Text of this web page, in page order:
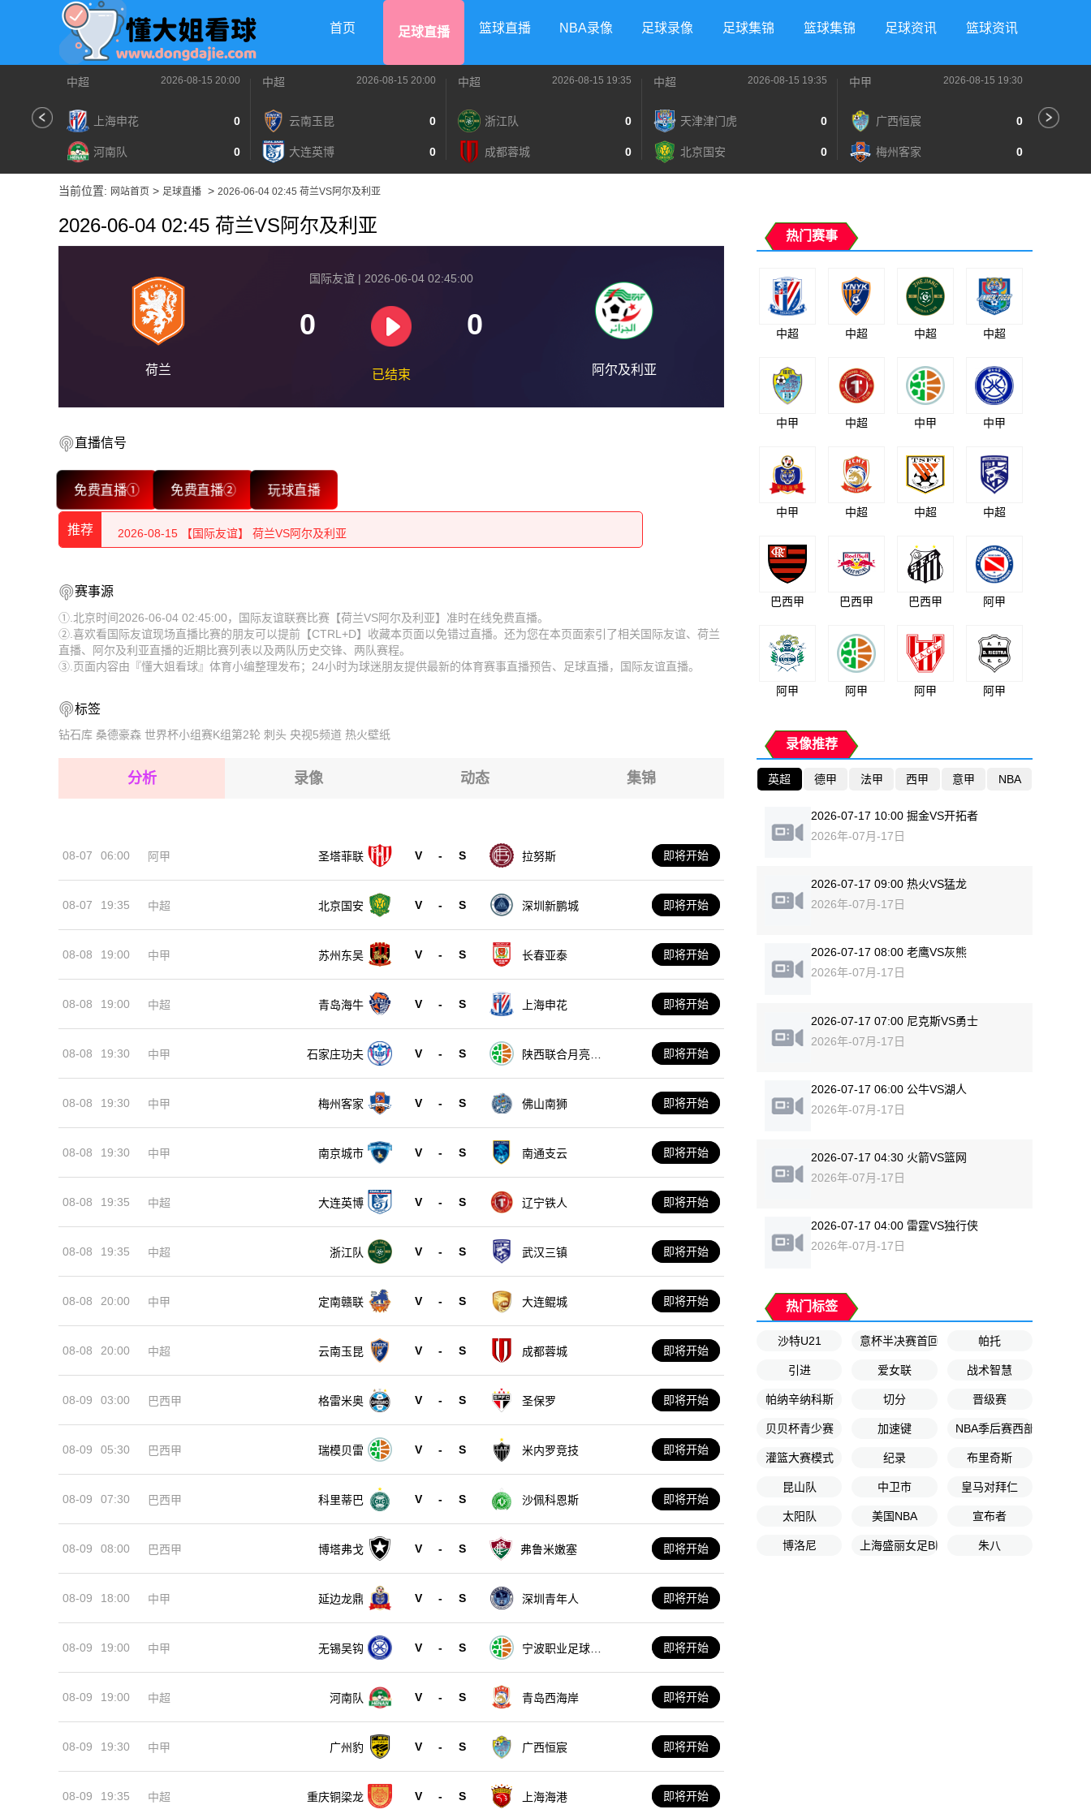
首页 足球直播 篮球直播 NBA录像 足球录像 足球集锦 篮球集锦 足球资讯 篮球资讯
中超 2026-08-15 20:00
上海申花 0
河南队 0
中超 2026-08-15 20:00
云南玉昆 0
大连英博 0
中超 2026-08-15 19:35
浙江队 0
成都蓉城 0
中超 2026-08-15 19:35
天津津门虎 0
北京国安 0
中甲 2026-08-15 19:30
广西恒宸 0
梅州客家 0
当前位置: 网站首页 > 足球直播 > 2026-06-04 02:45 荷兰VS阿尔及利亚
2026-06-04 02:45 荷兰VS阿尔及利亚
荷兰
国际友谊 | 2026-06-04 02:45:00
0 0
已结束 阿尔及利亚
直播信号
免费直播① 免费直播② 玩球直播
推荐
2026-08-15 【国际友谊】 荷兰VS阿尔及利亚
2026-08-15 【国际友谊】 荷兰VS阿尔及利亚
2026-08-15 【国际友谊】 荷兰VS阿尔及利亚
2026-08-15 【国际友谊】 荷兰VS阿尔及利亚
2026-08-15 【国际友谊】 荷兰VS阿尔及利亚
2026-08-14 【国际友谊】 荷兰VS阿尔及利亚
2026-08-15 【国际友谊】 荷兰VS阿尔及利亚
2026-08-15 【国际友谊】 荷兰VS阿尔及利亚
2026-08-15 【国际友谊】 荷兰VS阿尔及利亚
2026-08-15 【国际友谊】 荷兰VS阿尔及利亚
2026-08-14 【国际友谊】 荷兰VS阿尔及利亚
赛事源
①.北京时间2026-06-04 02:45:00，国际友谊联赛比赛【荷兰VS阿尔及利亚】准时在线免费直播。
②.喜欢看国际友谊现场直播比赛的朋友可以提前【CTRL+D】收藏本页面以免错过直播。还为您在本页面索引了相关国际友谊、荷兰
直播、阿尔及利亚直播的近期比赛列表以及两队历史交锋、两队赛程。
③.页面内容由『懂大姐看球』体育小编整理发布；24小时为球迷朋友提供最新的体育赛事直播预告、足球直播，国际友谊直播。
标签
钻石库 桑德豪森 世界杯小组赛K组第2轮 刺头 央视5频道 热火壁纸
分析 录像 动态 集锦
08-07 06:00 阿甲 圣塔菲联 V - S 拉努斯 即将开始
08-07 19:35 中超 北京国安 V - S 深圳新鹏城 即将开始
08-08 19:00 中甲 苏州东吴 V - S 长春亚泰 即将开始
08-08 19:00 中超 青岛海牛 V - S 上海申花 即将开始
08-08 19:30 中甲 石家庄功夫 V - S
陕西联合月亮泊
即将开始
08-08 19:30 中甲 梅州客家 V - S 佛山南狮 即将开始
08-08 19:30 中甲 南京城市 V - S 南通支云 即将开始
08-08 19:35 中超 大连英博 V - S 辽宁铁人 即将开始
08-08 19:35 中超 浙江队 V - S 武汉三镇 即将开始
08-08 20:00 中甲 定南赣联 V - S 大连鲲城 即将开始
08-08 20:00 中超 云南玉昆 V - S 成都蓉城 即将开始
08-09 03:00 巴西甲 格雷米奥 V - S 圣保罗 即将开始
08-09 05:30 巴西甲 瑞模贝雷 V - S 米内罗竞技 即将开始
08-09 07:30 巴西甲 科里蒂巴 V - S 沙佩科恩斯 即将开始
08-09 08:00 巴西甲 博塔弗戈 V - S 弗鲁米嫩塞 即将开始
08-09 18:00 中甲 延边龙鼎 V - S 深圳青年人 即将开始
08-09 19:00 中甲 无锡吴钩 V - S
宁波职业足球俱
即将开始
08-09 19:00 中超 河南队 V - S 青岛西海岸 即将开始
08-09 19:30 中甲 广州豹 V - S 广西恒宸 即将开始
08-09 19:35 中超 重庆铜梁龙 V - S 上海海港 即将开始
热门赛事
中超 中超 中超 中超
中甲 中超 中甲 中甲
中甲 中超 中超 中超
巴西甲 巴西甲 巴西甲 阿甲
阿甲 阿甲 阿甲 阿甲
录像推荐
英超 德甲 法甲 西甲 意甲 NBA
2026-07-17 10:00 掘金VS开拓者
2026年-07月-17日
2026-07-17 09:00 热火VS猛龙
2026年-07月-17日
2026-07-17 08:00 老鹰VS灰熊
2026年-07月-17日
2026-07-17 07:00 尼克斯VS勇士
2026年-07月-17日
2026-07-17 06:00 公牛VS湖人
2026年-07月-17日
2026-07-17 04:30 火箭VS篮网
2026年-07月-17日
2026-07-17 04:00 雷霆VS独行侠
2026年-07月-17日
热门标签
沙特U21 意杯半决赛首回合 帕托
引进 爱女联 战术智慧
帕纳辛纳科斯 切分 晋级赛
贝贝杯青少赛 加速键 NBA季后赛西部半决赛G3
灌篮大赛模式 纪录 布里奇斯
昆山队 中卫市 皇马对拜仁
太阳队 美国NBA 宣布者
博洛尼 上海盛丽女足B队 朱八